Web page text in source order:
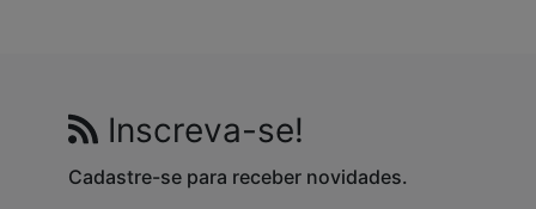
Inscreva-se!
Cadastre-se para receber novidades.